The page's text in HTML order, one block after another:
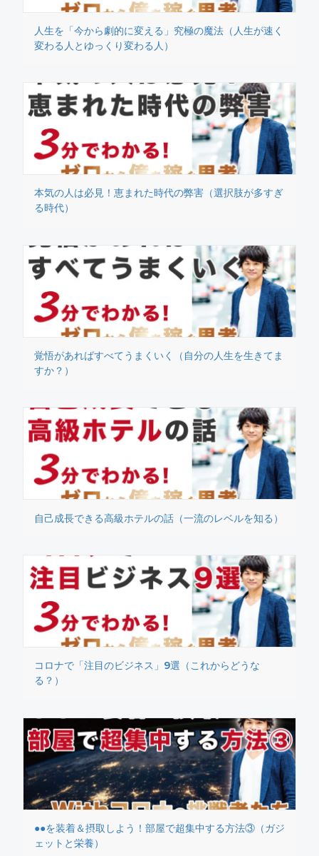
人生を「今から劇的に変える」究極の魔法（人生が速く
変わる人とゆっくり変わる人）
本気の人は必見！恵まれた時代の弊害（選択肢が多すぎ
る時代）
覚悟があればすべてうまくいく（自分の人生を生きてま
すか？）
自己成長できる高級ホテルの話（一流のレベルを知る）
コロナで「注目のビジネス」9選（これからどうな
る？）
●●を装着＆摂取しよう！部屋で超集中する方法③（ガジ
ェットと栄養）